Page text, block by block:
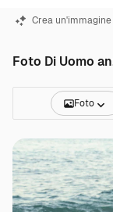
Crea un'immagine
Foto Di Uomo
Foto